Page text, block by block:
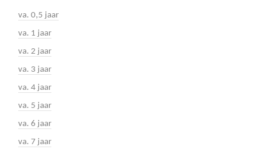
va. 0,5 jaar
va. 1 jaar
va. 2 jaar
va. 3 jaar
va. 4 jaar
va. 5 jaar
va. 6 jaar
va. 7 jaar